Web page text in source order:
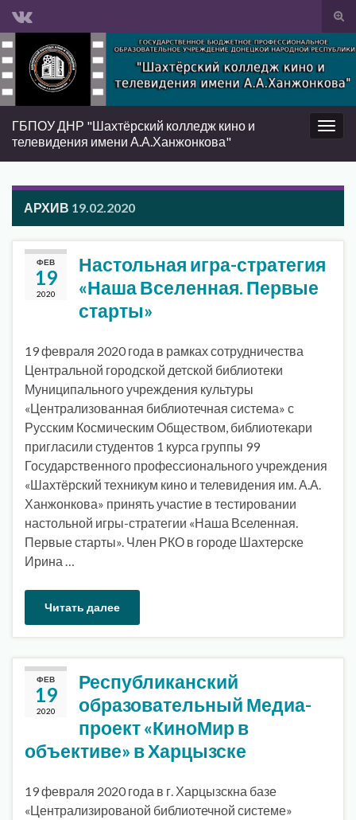
Вкл/
Search for:
Вкл/
ГБПОУ ДНР "Шахтёрский колледж кино и
телевидения имени А.А.Ханжонкова"
АРХИВ 19.02.2020
ФЕВ
19
2020
Настольная игра-стратегия
«Наша Вселенная. Первые
старты»
19 февраля 2020 года в рамках сотрудничества
Центральной городской детской библиотеки
Муниципального учреждения культуры
«Централизованная библиотечная система» с
Русским Космическим Обществом, библиотекари
пригласили студентов 1 курса группы 99
Государственного профессионального учреждения
«Шахтёрский техникум кино и телевидения им. А.А.
Ханжонкова» принять участие в тестировании
настольной игры-стратегии «Наша Вселенная.
Первые старты». Член РКО в городе Шахтерске
Ирина …
Читать далее
ФЕВ
19
2020
Республиканский
образовательный Медиа-
проект «КиноМир в
объективе» в Харцызске
19 февраля 2020 года в г. Харцызскна базе
«Централизированой библиотечной системе»